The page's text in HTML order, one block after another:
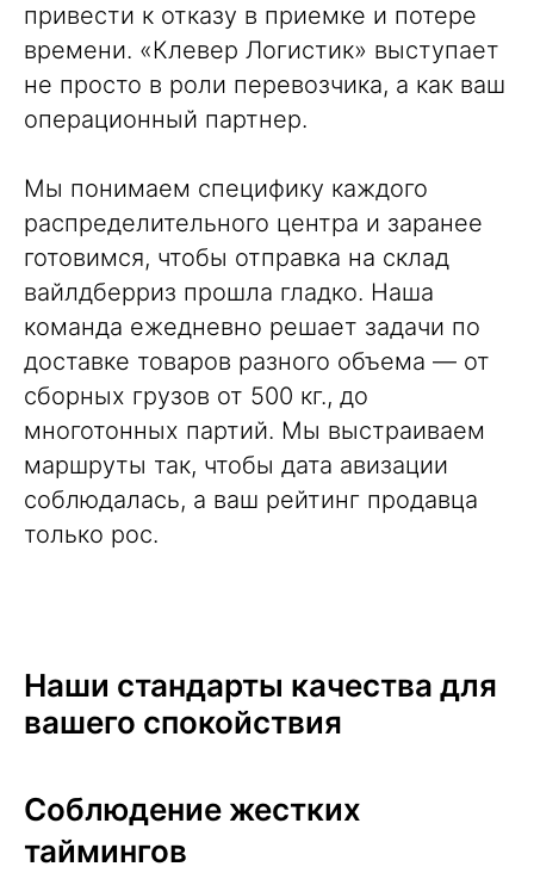
привести к отказу в приемке и потере
времени. «Клевер Логистик» выступает
не просто в роли перевозчика, а как ваш
операционный партнер.
Мы понимаем специфику каждого
распределительного центра и заранее
готовимся, чтобы отправка на склад
вайлдберриз прошла гладко. Наша
команда ежедневно решает задачи по
доставке товаров разного объема — от
сборных грузов от 500 кг., до
многотонных партий. Мы выстраиваем
маршруты так, чтобы дата авизации
соблюдалась, а ваш рейтинг продавца
только рос.
Наши стандарты качества для
вашего спокойствия
Соблюдение жестких
таймингов